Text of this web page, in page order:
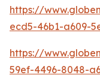
https://
ecd5-46b1-a609-
https://
59ef-4496-8048-